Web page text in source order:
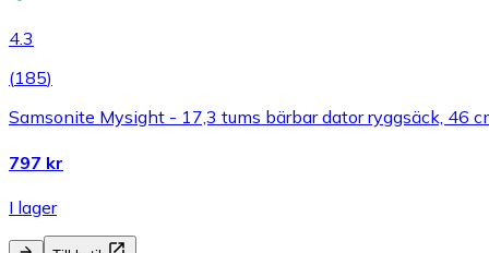
4.3
(185)
Samsonite Mysight - 17,3 tums bärbar dator ryggsäck, 46
797 kr
I lager